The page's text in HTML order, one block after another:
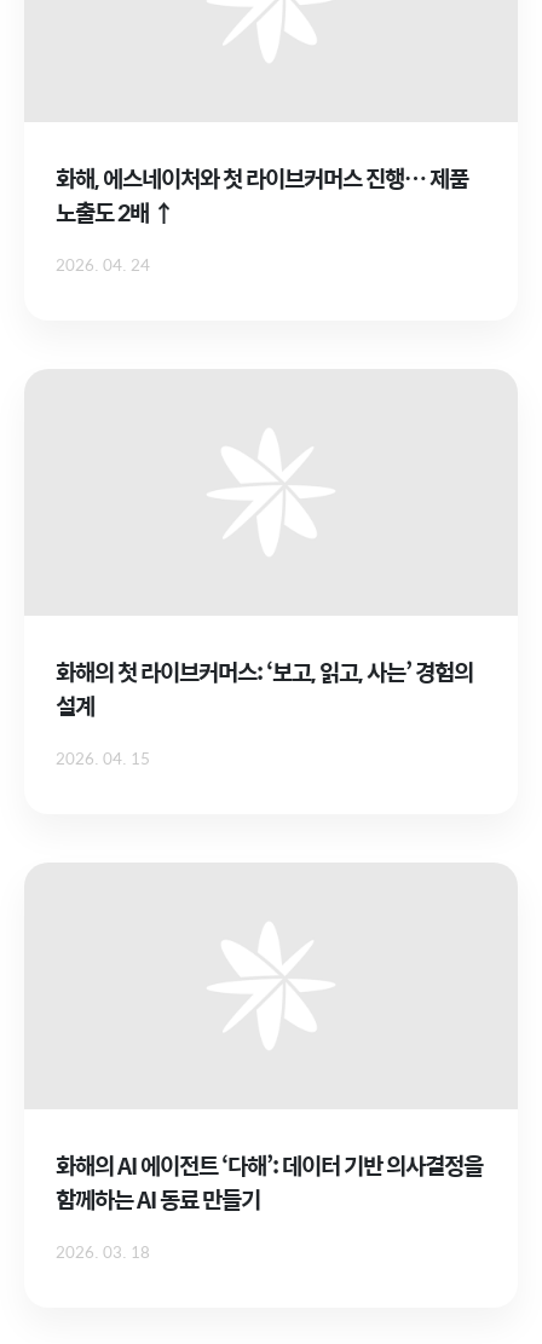
화해, 에스네이처와 첫 라이브커머스 진행… 제품
노출도 2배 ↑
2026. 04. 24
화해의 첫 라이브커머스: ‘보고, 읽고, 사는’ 경험의
설계
2026. 04. 15
화해의 AI 에이전트 ‘다해’: 데이터 기반 의사결정을
함께하는 AI 동료 만들기
2026. 03. 18